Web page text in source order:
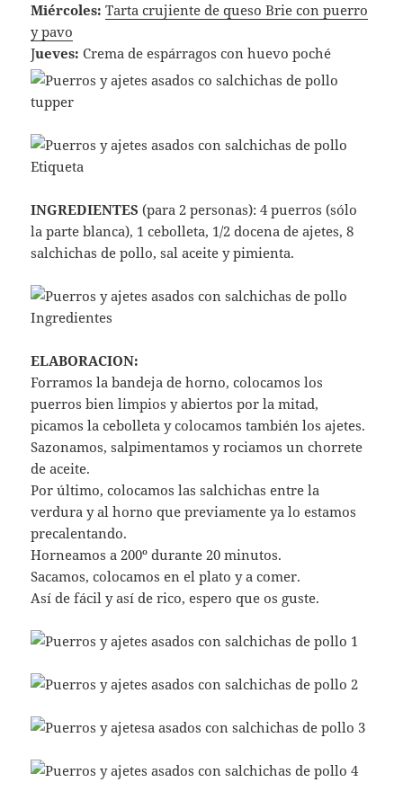
Miércoles: Tarta crujiente de queso Brie con puerro
y pavo
Jueves: Crema de espárragos con huevo poché
INGREDIENTES (para 2 personas): 4 puerros (sólo
la parte blanca), 1 cebolleta, 1/2 docena de ajetes, 8
salchichas de pollo, sal aceite y pimienta.
ELABORACION:
Forramos la bandeja de horno, colocamos los
puerros bien limpios y abiertos por la mitad,
picamos la cebolleta y colocamos también los ajetes.
Sazonamos, salpimentamos y rociamos un chorrete
de aceite.
Por último, colocamos las salchichas entre la
verdura y al horno que previamente ya lo estamos
precalentando.
Horneamos a 200º durante 20 minutos.
Sacamos, colocamos en el plato y a comer.
Así de fácil y así de rico, espero que os guste.